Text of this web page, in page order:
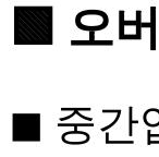
🟩 오
◼ 중간